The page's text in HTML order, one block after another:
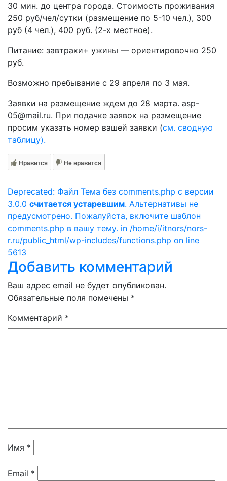
30 мин. до центра города. Стоимость проживания
250 руб/чел/сутки (размещение по 5-10 чел.), 300
руб (4 чел.), 400 руб. (2-х местное).
Питание: завтраки+ ужины — ориентировочно 250
руб.
Возможно пребывание с 29 апреля по 3 мая.
Заявки на размещение ждем до 28 марта. asp-
05@mail.ru. При подачке заявок на размещение
просим указать номер вашей заявки (см. сводную
таблицу).
Нравится Не нравится
Deprecated: Файл Тема без comments.php с версии
3.0.0 считается устаревшим. Альтернативы не
предусмотрено. Пожалуйста, включите шаблон
comments.php в вашу тему. in /home/i/itnors/nors-
r.ru/public_html/wp-includes/functions.php on line
5613
Добавить комментарий
Ваш адрес email не будет опубликован.
Обязательные поля помечены *
Комментарий *
Имя *
Email *